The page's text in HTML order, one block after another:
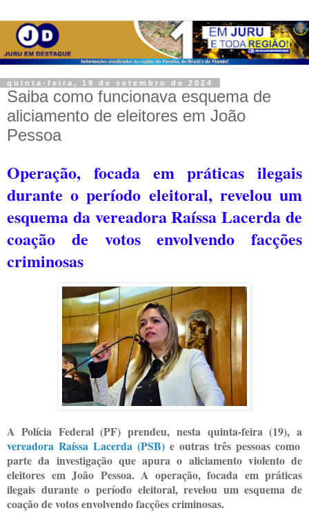
quinta-feira, 19 de setembro de 2024
Saiba como funcionava esquema de
aliciamento de eleitores em João
Pessoa
Operação, focada em práticas ilegais
durante o período eleitoral, revelou um
esquema da vereadora Raíssa Lacerda de
coação de votos envolvendo facções
criminosas
A Polícia Federal (PF) prendeu, nesta quinta-feira (19), a
vereadora Raíssa Lacerda (PSB) e outras três pessoas como
parte da investigação que apura o aliciamento violento de
eleitores em João Pessoa. A operação, focada em práticas
ilegais durante o período eleitoral, revelou um esquema de
coação de votos envolvendo facções criminosas.